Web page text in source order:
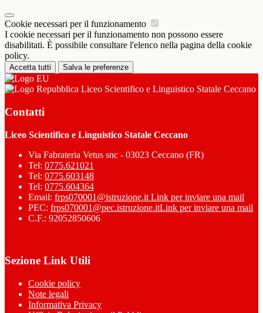
Cookie necessari per il funzionamento
I cookie necessari per il funzionamento non possono essere
disabilitati. È possibile consultare l'elenco nella pagina della cookie
policy.
Accetta tutti Salva le preferenze
Liceo Scientifico e Linguistico Statale Ceccano
Contatti
Liceo Scientifico e Linguistico Statale Ceccano
Via Fabrateria Vetus snc - 03023 Ceccano (FR)
Tel: 0775.621021
Tel: 0775.603148
Tel: 0775.604364
Email: frps070001@istruzione.it Link per inviare una mail
PEC: frps070001@pec.istruzione.itLink per inviare una mail
C.F.: 92052850606
Sezione Link Utili
Cookie policy
Note legali
Informativa Privacy